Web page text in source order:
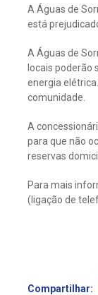
A Águas de
está
A Águas de
locais poderão
energia
comunidade.
A
para que não
reservas
Para mais
(ligação de
Compartilhar: